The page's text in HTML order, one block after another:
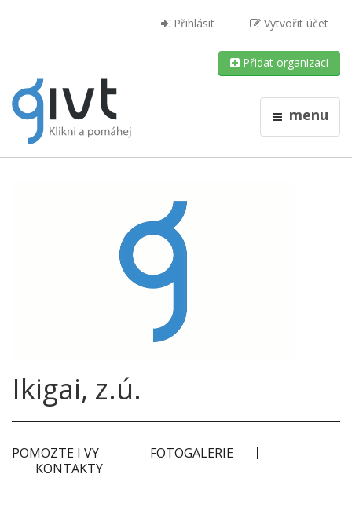
Přihlásit Vytvořit účet
Přidat organizaci
menu
Ikigai, z.ú.
POMOZTE I VY
FOTOGALERIE
KONTAKTY